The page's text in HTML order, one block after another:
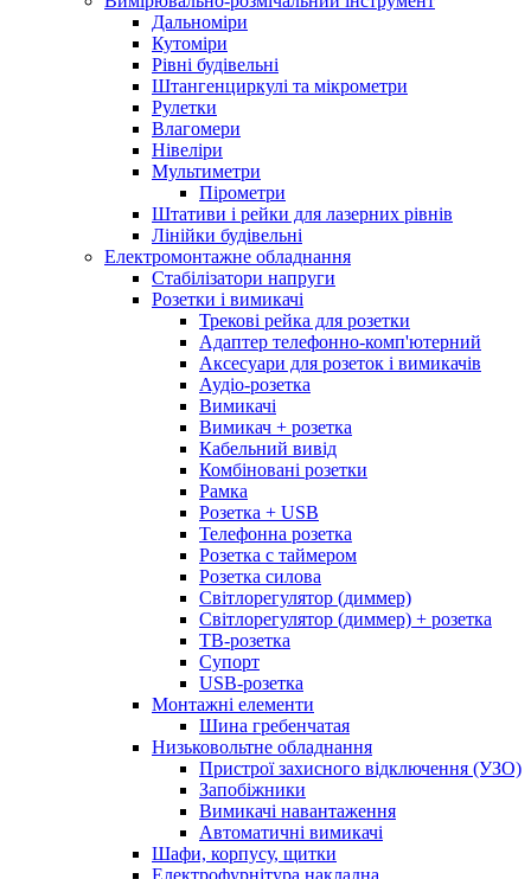
Дальноміри
Кутоміри
Рівні будівельні
Штангенциркулі та мікрометри
Рулетки
Влагомери
Нівеліри
Мультиметри
Пірометри
Штативи і рейки для лазерних рівнів
Лінійки будівельні
Електромонтажне обладнання
Стабілізатори напруги
Розетки і вимикачі
Трекові рейка для розетки
Адаптер телефонно-комп'ютерний
Аксесуари для розеток і вимикачів
Аудіо-розетка
Вимикачі
Вимикач + розетка
Кабельний вивід
Комбіновані розетки
Рамка
Розетка + USB
Телефонна розетка
Розетка с таймером
Розетка силова
Світлорегулятор (диммер)
Світлорегулятор (диммер) + розетка
ТВ-розетка
Супорт
USB-розетка
Монтажні елементи
Шина гребенчатая
Низьковольтне обладнання
Пристрої захисного відключення (УЗО)
Запобіжники
Вимикачі навантаження
Автоматичні вимикачі
Шафи, корпусу, щитки
Електрофурнітура накладна